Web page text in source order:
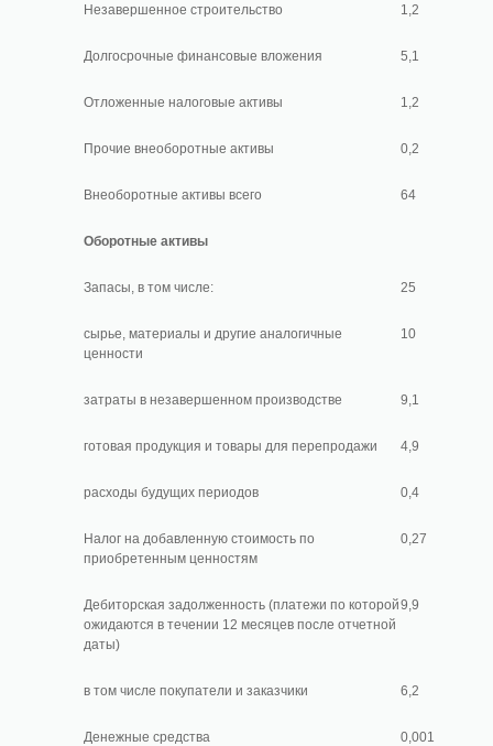
Незавершенное строительство 1,2
Долгосрочные финансовые вложения 5,1
Отложенные налоговые активы 1,2
Прочие внеоборотные активы 0,2
Внеоборотные активы всего 64
Оборотные активы
Запасы, в том числе: 25
сырье, материалы и другие аналогичные
ценности
10
затраты в незавершенном производстве 9,1
готовая продукция и товары для перепродажи 4,9
расходы будущих периодов 0,4
Налог на добавленную стоимость по
приобретенным ценностям
0,27
Дебиторская задолженность (платежи по которой
ожидаются в течении 12 месяцев после отчетной
даты)
9,9
в том числе покупатели и заказчики 6,2
Денежные средства 0,001